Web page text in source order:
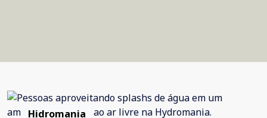
Hidromania